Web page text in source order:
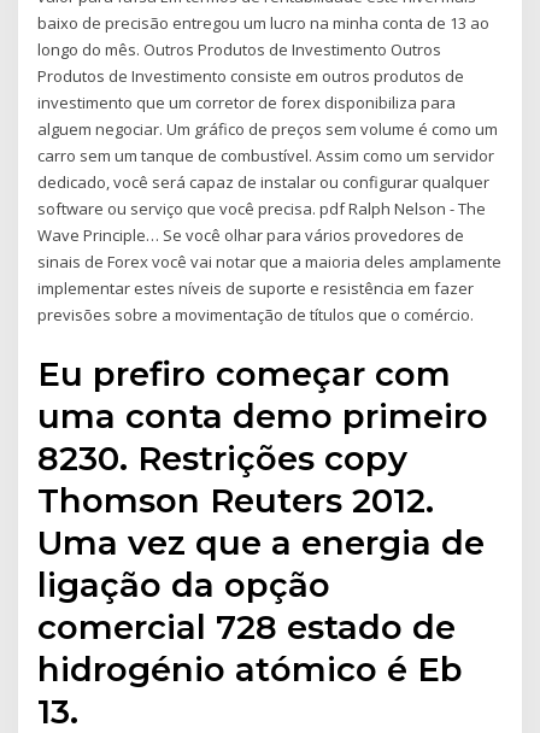
baixo de precisão entregou um lucro na minha conta de 13 ao
longo do mês. Outros Produtos de Investimento Outros
Produtos de Investimento consiste em outros produtos de
investimento que um corretor de forex disponibiliza para
alguem negociar. Um gráfico de preços sem volume é como um
carro sem um tanque de combustível. Assim como um servidor
dedicado, você será capaz de instalar ou configurar qualquer
software ou serviço que você precisa. pdf Ralph Nelson - The
Wave Principle… Se você olhar para vários provedores de
sinais de Forex você vai notar que a maioria deles amplamente
implementar estes níveis de suporte e resistência em fazer
previsões sobre a movimentação de títulos que o comércio.
Eu prefiro começar com
uma conta demo primeiro
8230. Restrições copy
Thomson Reuters 2012.
Uma vez que a energia de
ligação da opção
comercial 728 estado de
hidrogénio atómico é Eb
13.